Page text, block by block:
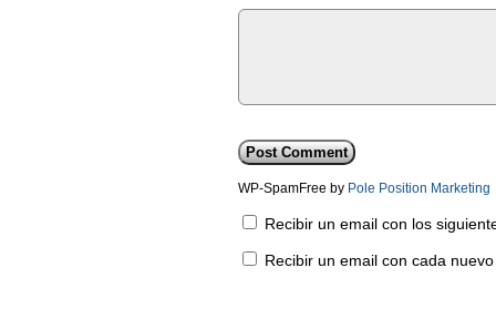
WP-SpamFree by Pole Position Marketing
Recibir un email con los
Recibir un email con cada